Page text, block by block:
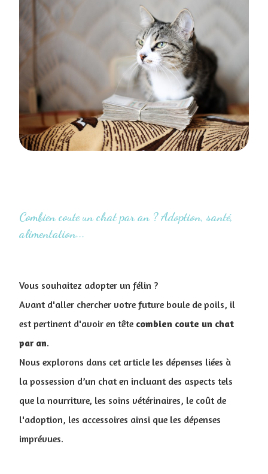
Combien coute un chat par an ? Adoption, santé,
alimentation...
Vous souhaitez adopter un félin ?
Avant d'aller chercher votre future boule de poils, il
est pertinent d'avoir en tête combien coute un chat
par an.
Nous explorons dans cet article les dépenses liées à
la possession d’un chat en incluant des aspects tels
que la nourriture, les soins vétérinaires, le coût de
l'adoption, les accessoires ainsi que les dépenses
imprévues.